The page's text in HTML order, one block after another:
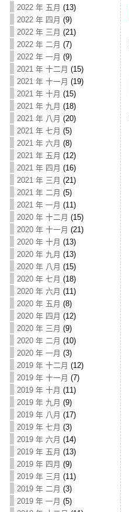
2022 年 五月 (13)
2022 年 四月 (9)
2022 年 三月 (21)
2022 年 二月 (7)
2022 年 一月 (9)
2021 年 十二月 (15)
2021 年 十一月 (19)
2021 年 十月 (15)
2021 年 九月 (18)
2021 年 八月 (20)
2021 年 七月 (5)
2021 年 六月 (8)
2021 年 五月 (12)
2021 年 四月 (16)
2021 年 三月 (21)
2021 年 二月 (5)
2021 年 一月 (11)
2020 年 十二月 (15)
2020 年 十一月 (21)
2020 年 十月 (13)
2020 年 九月 (13)
2020 年 八月 (15)
2020 年 七月 (18)
2020 年 六月 (11)
2020 年 五月 (8)
2020 年 四月 (12)
2020 年 三月 (9)
2020 年 二月 (10)
2020 年 一月 (3)
2019 年 十二月 (12)
2019 年 十一月 (7)
2019 年 十月 (11)
2019 年 九月 (9)
2019 年 八月 (17)
2019 年 七月 (3)
2019 年 六月 (14)
2019 年 五月 (13)
2019 年 四月 (9)
2019 年 三月 (11)
2019 年 二月 (3)
2019 年 一月 (5)